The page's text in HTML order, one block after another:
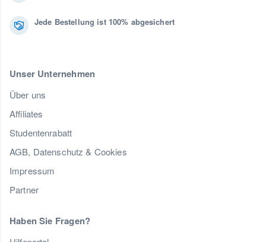
Jede Bestellung ist 100% abgesichert
Unser Unternehmen
Über uns
Affiliates
Studentenrabatt
AGB, Datenschutz & Cookies
Impressum
Partner
Haben Sie Fragen?